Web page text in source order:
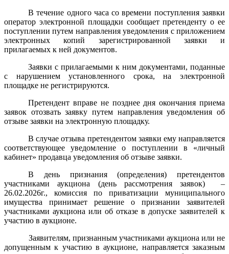
В течение одного часа со времени поступления заявки
оператор электронной площадки сообщает претенденту о ее
поступлении путем направления уведомления с приложением
электронных копий зарегистрированной заявки и
прилагаемых к ней документов.
Заявки с прилагаемыми к ним документами, поданные
с нарушением установленного срока, на электронной
площадке не регистрируются.
Претендент вправе не позднее дня окончания приема
заявок отозвать заявку путем направления уведомления об
отзыве заявки на электронную площадку.
В случае отзыва претендентом заявки ему направляется
соответствующее уведомление о поступлении в «личный
кабинет» продавца уведомления об отзыве заявки.
В день признания (определения) претендентов
участниками аукциона (день рассмотрения заявок)
–
26.02.2026г., комиссия по приватизации муниципального
имущества принимает решение о признании заявителей
участниками аукциона или об отказе в допуске заявителей к
участию в аукционе.
Заявителям, признанным участниками аукциона или не
допущенным к участию в аукционе, направляется заказным